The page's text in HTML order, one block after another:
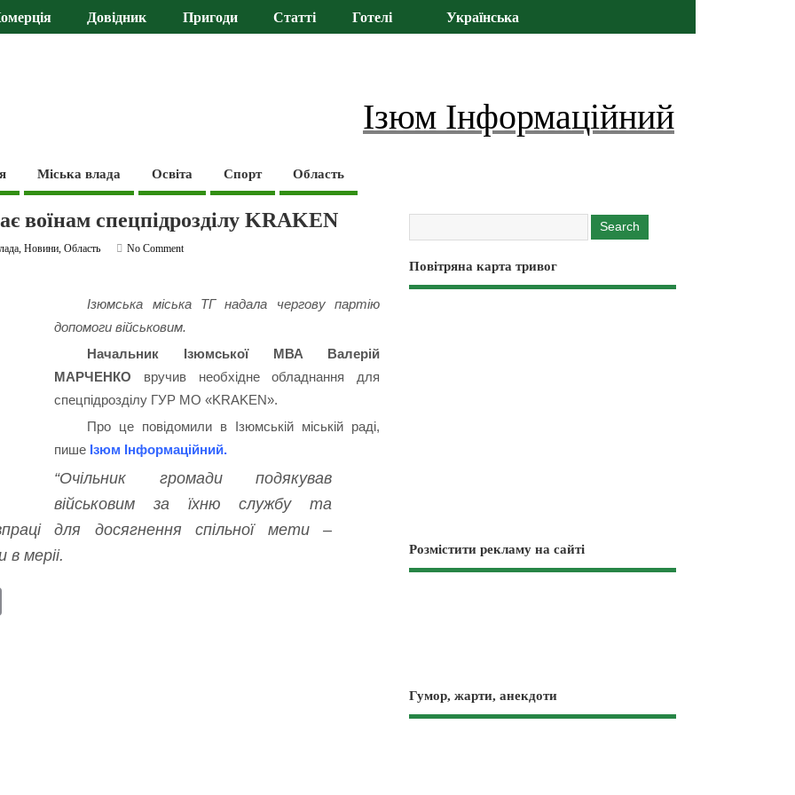
Довідник Пригоди Статті Готелі Українська
Ізюм Інформаційний
Міська влада Освіта Спорт Область
воїнам спецпідрозділу KRAKEN
,Новини,Область
No Comment
Ізюмська міська ТГ надала чергову партію
допомоги військовим.
Начальник Ізюмської МВА Валерій
МАРЧЕНКО вручив необхідне обладнання для
спецпідрозділу ГУР МО «KRAKEN».
Про це повідомили в Ізюмській міській раді,
пише Ізюм Інформаційний.
“Очільник громади подякував
військовим за їхню службу та
для досягнення спільної мети –
меріі.
Повітряна карта тривог
Розмістити рекламу на сайті
Гумор, жарти, анекдоти